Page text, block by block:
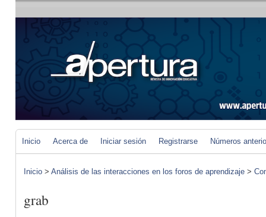
Inicio Acerca de Iniciar sesión Registrarse Números
Inicio > Análisis de las interacciones en los foros de aprendizaje >
grab